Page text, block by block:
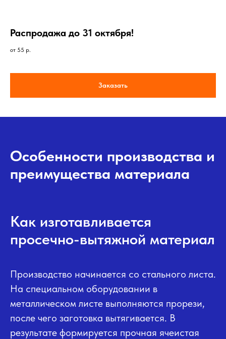
Распродажа до 31 октября!
от 55 р.
Заказать
Особенности производства и
преимущества материала
Как изготавливается
просечно-вытяжной материал
Производство начинается со стального листа.
На специальном оборудовании в
металлическом листе выполняются прорези,
после чего заготовка вытягивается. В
результате формируется прочная ячеистая